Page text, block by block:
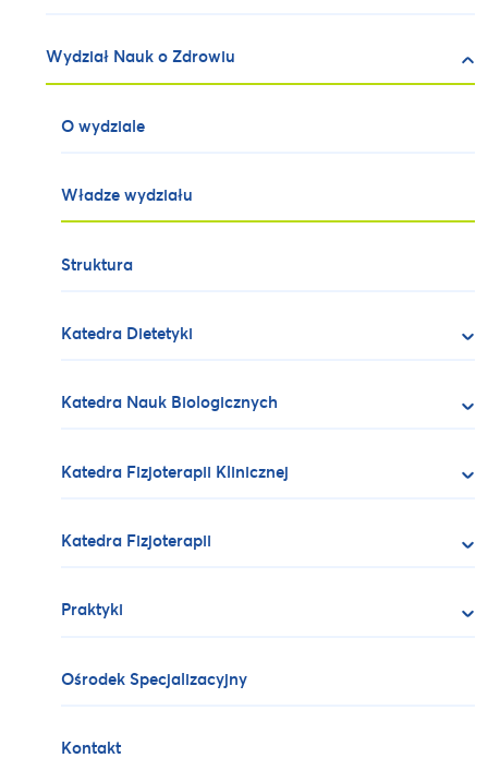
Wydział Nauk o Zdrowiu
O wydziale
Władze wydziału
Struktura
Katedra Dietetyki
Katedra Nauk Biologicznych
Katedra Fizjoterapii Klinicznej
Katedra Fizjoterapii
Praktyki
Ośrodek Specjalizacyjny
Kontakt